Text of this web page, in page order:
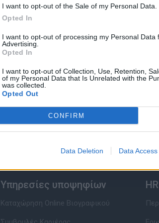
I want to opt-out of the Sale of my Personal Data.
Opted In
I want to opt-out of processing my Personal Data
Advertising.
Opted In
I want to opt-out of Collection, Use, Retention,
of my Personal Data that Is Unrelated with the
was collected.
Opted Out
CONFIRM
Data Deletion Data Access
Υπηρεσίες υποψηφίων
Καταχώρηση Online Βιογραφικού